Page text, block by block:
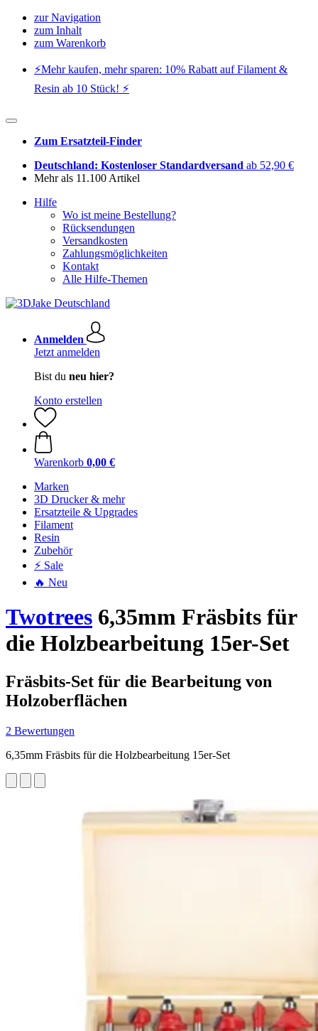
zur Navigation
zum Inhalt
zum Warenkorb
⚡️Mehr kaufen, mehr sparen: 10% Rabatt auf Filament &
Resin ab 10 Stück! ⚡️
Zum Ersatzteil-Finder
Deutschland: Kostenloser Standardversand ab 52,90 €
Mehr als 11.100 Artikel
Hilfe
Wo ist meine Bestellung?
Rücksendungen
Versandkosten
Zahlungsmöglichkeiten
Kontakt
Alle Hilfe-Themen
Anmelden
Jetzt anmelden
Bist du neu hier?
Konto erstellen
Warenkorb 0,00 €
Marken
3D Drucker & mehr
Ersatzteile & Upgrades
Filament
Resin
Zubehör
⚡ Sale
🔥 Neu
Twotrees 6,35mm Fräsbits für
die Holzbearbeitung 15er-Set
Fräsbits-Set für die Bearbeitung von
Holzoberflächen
2 Bewertungen
6,35mm Fräsbits für die Holzbearbeitung 15er-Set